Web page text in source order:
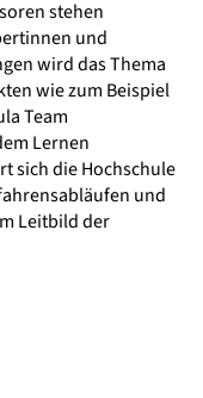
stehen
und
wird das Thema
wie zum Beispiel
Team
Lernen
sich die Hochschule
und
Leitbild der